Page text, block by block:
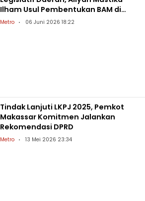
Ilham Usul Pembentukan BAM di
DPRD
Metro 06 Juni 2026 18:22
Tindak Lanjuti LKPJ 2025, Pemkot
Makassar Komitmen Jalankan
Rekomendasi DPRD
Metro 13 Mei 2026 23:34